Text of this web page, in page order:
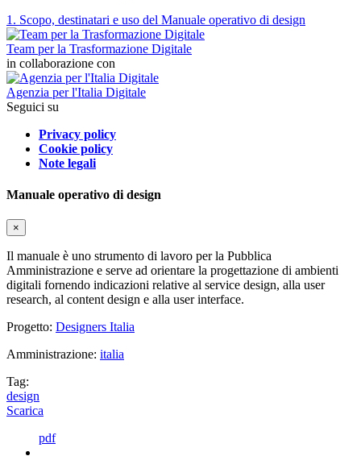
1. Scopo, destinatari e uso del Manuale operativo di design
Team per la Trasformazione Digitale
in collaborazione con
Agenzia per l'Italia Digitale
Seguici su
Privacy policy
Cookie policy
Note legali
Manuale operativo di design
×
Il manuale è uno strumento di lavoro per la Pubblica
Amministrazione e serve ad orientare la progettazione di ambienti
digitali fornendo indicazioni relative al service design, alla user
research, al content design e alla user interface.
Progetto: Designers Italia
Amministrazione: italia
Tag:
design
Scarica
pdf